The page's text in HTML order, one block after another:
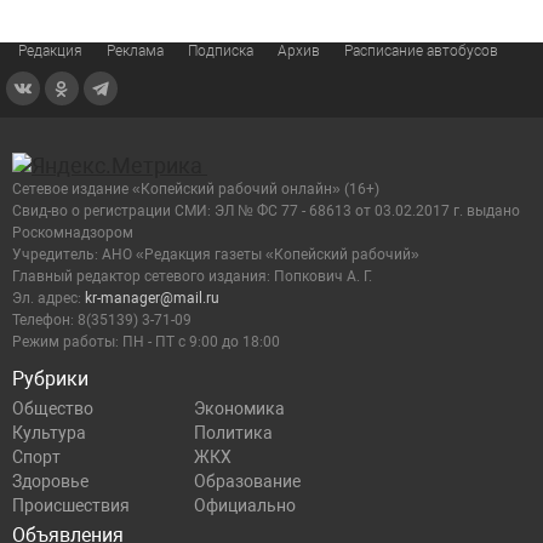
Редакция Реклама Подписка Архив Расписание автобусов
Рубрики
Общество
Экономика
Культура
Политика
Спорт
ЖКХ
Здоровье
Образование
Происшествия
Официально
Объявления
Сетевое издание «Копейский рабочий онлайн» (16+)
Cвид-во о регистрации СМИ: ЭЛ № ФС 77 - 68613 от 03.02.2017 г. выдано
Роскомнадзором
Учредитель: АНО «Редакция газеты «Копейский рабочий»
Главный редактор сетевого издания: Попкович А. Г.
Эл. адрес: kr-manager@mail.ru
Телефон: 8(35139) 3-71-09
Режим работы: ПН - ПТ с 9:00 до 18:00